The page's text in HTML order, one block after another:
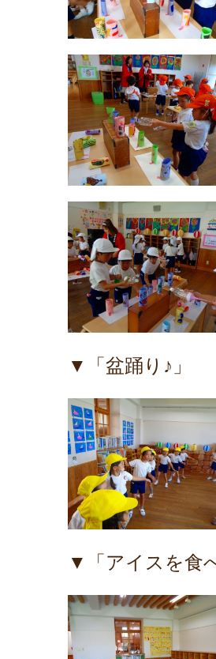
▼「盆踊り♪」
▼「アイスを食